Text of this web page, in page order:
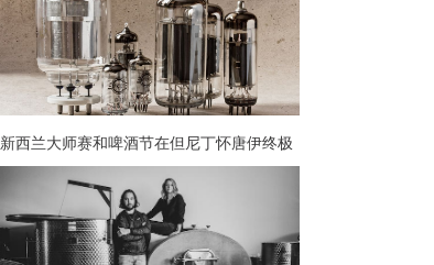
新西兰大师赛和啤酒节在但尼丁怀唐伊终极
周末齐聚一堂